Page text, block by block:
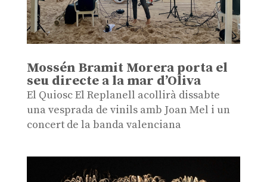
Mossén Bramit Morera porta el
seu directe a la mar d’Oliva
El Quiosc El Replanell acollirà dissabte
una vesprada de vinils amb Joan Mel i un
concert de la banda valenciana